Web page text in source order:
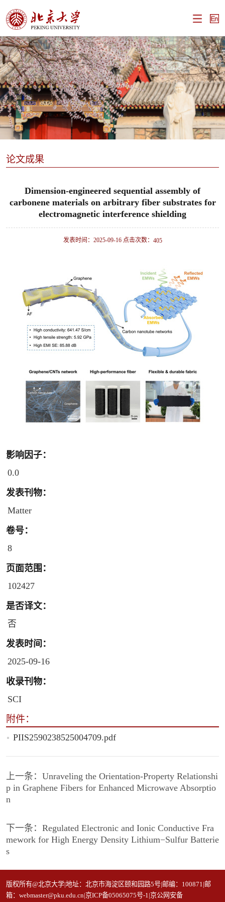
论文成果
Dimension-engineered sequential assembly of
carbonene materials on arbitrary fiber substrates for
electromagnetic interference shielding
发表时间：2025-09-16 点击次数： 405
影响因子：
0.0
发表刊物：
Matter
卷号：
8
页面范围：
102427
是否译文：
否
发表时间：
2025-09-16
收录刊物：
SCI
附件：
PIIS2590238525004709.pdf
上一条： Unraveling the Orientation-Property Relationshi
p in Graphene Fibers for Enhanced Microwave Absorptio
n
下一条： Regulated Electronic and Ionic Conductive Fra
mework for High Energy Density Lithium−Sulfur Batterie
s
版权所有@北京大学|地址：北京市海淀区颐和园路5号|邮编：100871|邮
箱：webmaster@pku.edu.cn|京ICP备05065075号-1|京公网安备